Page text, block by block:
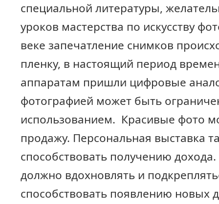
специальной литературы,
уроков мастерства по искусству
веке запечатление снимков
пленку, в настоящий период
аппаратам пришли цифровые
фотографией может быть
использованием. Красивые фото
продажу. Персональная выставка
способствовать получению
должно вдохновлять и
способствовать появлению новых